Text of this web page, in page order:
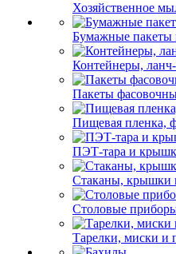
Хозяйственное
Бумажные пакеты
Контейнеры,
Пакеты
Пищевая пленка,
ПЭТ-тара и
Стаканы, крышки
Столовые
Тарелки, миски и